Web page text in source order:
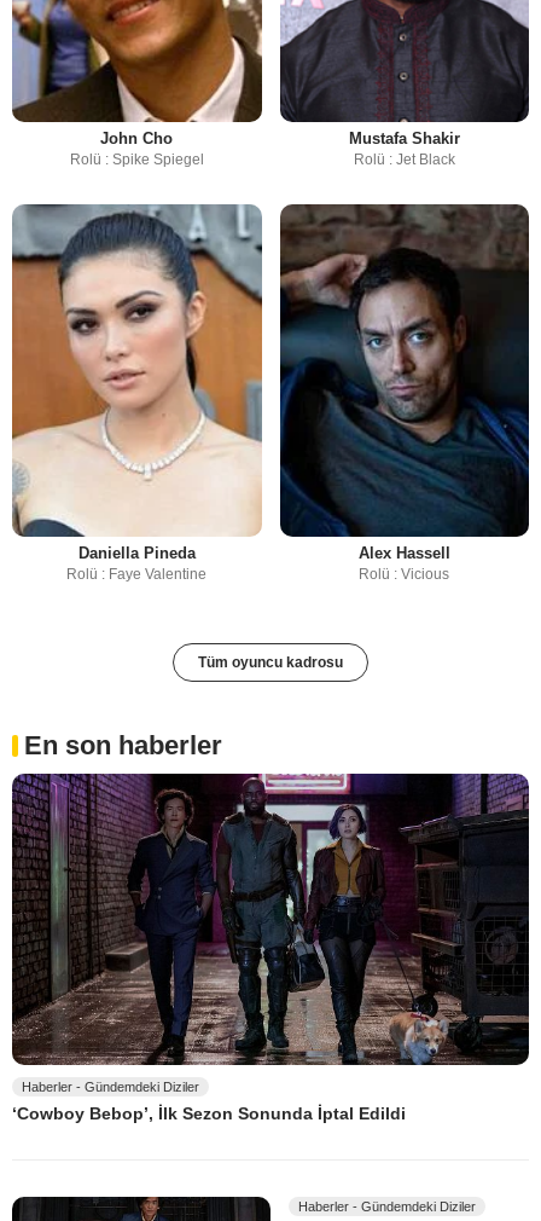
John Cho
Rolü : Spike Spiegel
Mustafa Shakir
Rolü : Jet Black
Daniella Pineda
Rolü : Faye Valentine
Alex Hassell
Rolü : Vicious
Tüm oyuncu kadrosu
En son haberler
Haberler - Gündemdeki Diziler
‘Cowboy Bebop’, İlk Sezon Sonunda İptal Edildi
Haberler - Gündemdeki Diziler